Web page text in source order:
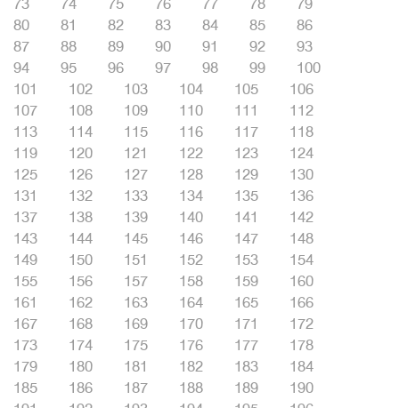
80
81 82 83 84 85
86
87
88 89 90 91 92
93
94
95 96 97 98 99
100
101
102 103 104 105
106
107
108 109 110 111
112
113
114 115 116 117
118
119
120 121 122 123
124
125
126 127 128 129
130
131
132 133 134 135
136
137
138 139 140 141
142
143
144 145 146 147
148
149
150 151 152 153
154
155
156 157 158 159
160
161
162 163 164 165
166
167
168 169 170 171
172
173
174 175 176 177
178
179
180 181 182 183
184
185
186 187 188 189
190